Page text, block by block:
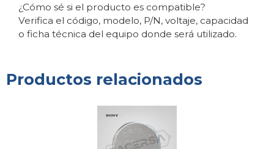
¿Cómo sé si el producto es compatible?
Verifica el código, modelo, P/N, voltaje, capacidad
o ficha técnica del equipo donde será utilizado.
Productos relacionados